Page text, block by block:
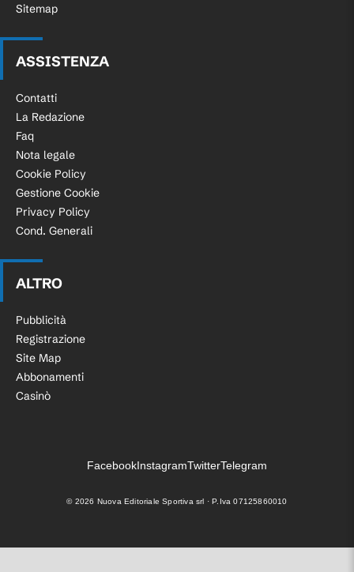
Sitemap
ASSISTENZA
Contatti
La Redazione
Faq
Nota legale
Cookie Policy
Gestione Cookie
Privacy Policy
Cond. Generali
ALTRO
Pubblicità
Registrazione
Site Map
Abbonamenti
Casinò
FacebookInstagramTwitterTelegram
© 2026 Nuova Editoriale Sportiva srl · P.Iva 07125860010